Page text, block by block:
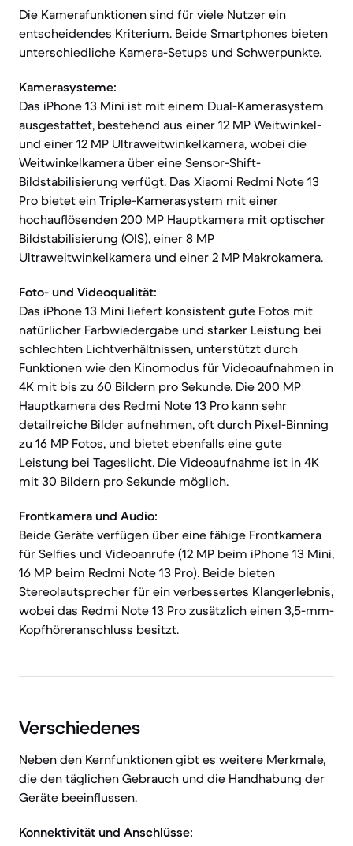
Die Kamerafunktionen sind für viele Nutzer ein
entscheidendes Kriterium. Beide Smartphones bieten
unterschiedliche Kamera-Setups und Schwerpunkte.
Kamerasysteme:
Das iPhone 13 Mini ist mit einem Dual-Kamerasystem
ausgestattet, bestehend aus einer 12 MP Weitwinkel-
und einer 12 MP Ultraweitwinkelkamera, wobei die
Weitwinkelkamera über eine Sensor-Shift-
Bildstabilisierung verfügt. Das Xiaomi Redmi Note 13
Pro bietet ein Triple-Kamerasystem mit einer
hochauflösenden 200 MP Hauptkamera mit optischer
Bildstabilisierung (OIS), einer 8 MP
Ultraweitwinkelkamera und einer 2 MP Makrokamera.
Foto- und Videoqualität:
Das iPhone 13 Mini liefert konsistent gute Fotos mit
natürlicher Farbwiedergabe und starker Leistung bei
schlechten Lichtverhältnissen, unterstützt durch
Funktionen wie den Kinomodus für Videoaufnahmen in
4K mit bis zu 60 Bildern pro Sekunde. Die 200 MP
Hauptkamera des Redmi Note 13 Pro kann sehr
detailreiche Bilder aufnehmen, oft durch Pixel-Binning
zu 16 MP Fotos, und bietet ebenfalls eine gute
Leistung bei Tageslicht. Die Videoaufnahme ist in 4K
mit 30 Bildern pro Sekunde möglich.
Frontkamera und Audio:
Beide Geräte verfügen über eine fähige Frontkamera
für Selfies und Videoanrufe (12 MP beim iPhone 13 Mini,
16 MP beim Redmi Note 13 Pro). Beide bieten
Stereolautsprecher für ein verbessertes Klangerlebnis,
wobei das Redmi Note 13 Pro zusätzlich einen 3,5-mm-
Kopfhöreranschluss besitzt.
Verschiedenes
Neben den Kernfunktionen gibt es weitere Merkmale,
die den täglichen Gebrauch und die Handhabung der
Geräte beeinflussen.
Konnektivität und Anschlüsse: